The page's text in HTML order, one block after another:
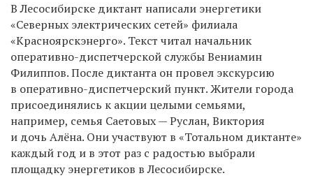
В Лесосибирске диктант написали энергетики
«Северных электрических сетей» филиала
«Красноярскэнерго». Текст читал начальник
оперативно-диспетчерской службы Вениамин
Филиппов. После диктанта он провел экскурсию
в оперативно-диспетчерский пункт. Жители города
присоединялись к акции целыми семьями,
например, семья Саетовых — Руслан, Виктория
и дочь Алёна. Они участвуют в «Тотальном диктанте»
каждый год и в этот раз с радостью выбрали
площадку энергетиков в Лесосибирске.